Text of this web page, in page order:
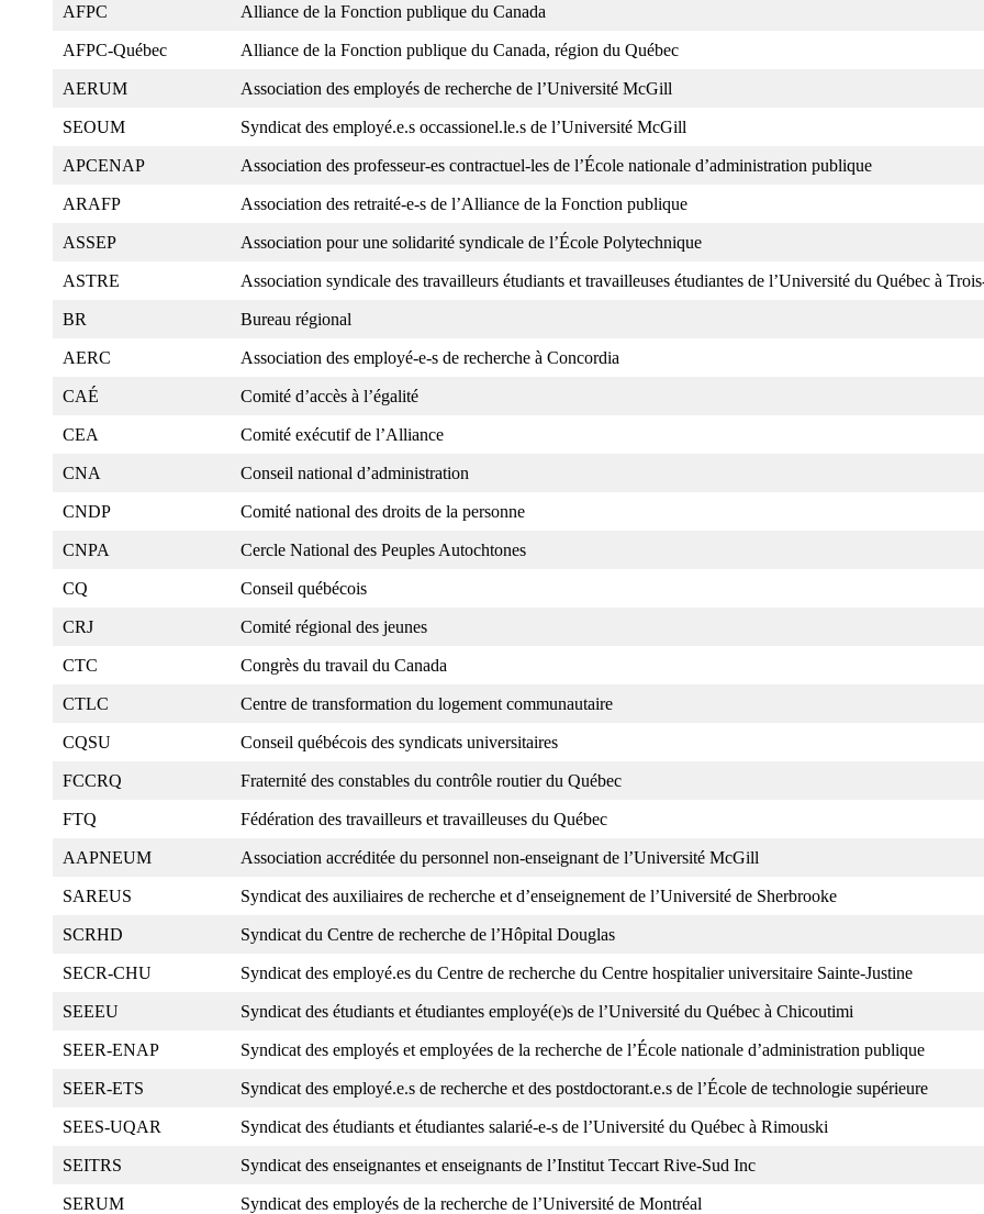
AFPC Alliance de la Fonction publique du Canada
AFPC-Québec Alliance de la Fonction publique du Canada, région du Québec
AERUM Association des employés de recherche de l’Université McGill
SEOUM Syndicat des employé.e.s occassionel.le.s de l’Université McGill
APCENAP Association des professeur-es contractuel-les de l’École nationale d’administration publique
ARAFP Association des retraité-e-s de l’Alliance de la Fonction publique
ASSEP Association pour une solidarité syndicale de l’École Polytechnique
ASTRE Association syndicale des travailleurs étudiants et travailleuses étudiantes de l’Université du Québec à
BR Bureau régional
AERC Association des employé-e-s de recherche à Concordia
CAÉ Comité d’accès à l’égalité
CEA Comité exécutif de l’Alliance
CNA Conseil national d’administration
CNDP Comité national des droits de la personne
CNPA Cercle National des Peuples Autochtones
CQ Conseil québécois
CRJ Comité régional des jeunes
CTC Congrès du travail du Canada
CTLC Centre de transformation du logement communautaire
CQSU Conseil québécois des syndicats universitaires
FCCRQ Fraternité des constables du contrôle routier du Québec
FTQ Fédération des travailleurs et travailleuses du Québec
AAPNEUM Association accréditée du personnel non-enseignant de l’Université McGill
SAREUS Syndicat des auxiliaires de recherche et d’enseignement de l’Université de Sherbrooke
SCRHD Syndicat du Centre de recherche de l’Hôpital Douglas
SECR-CHU Syndicat des employé.es du Centre de recherche du Centre hospitalier universitaire Sainte-Justine
SEEEU Syndicat des étudiants et étudiantes employé(e)s de l’Université du Québec à Chicoutimi
SEER-ENAP Syndicat des employés et employées de la recherche de l’École nationale d’administration publique
SEER-ETS Syndicat des employé.e.s de recherche et des postdoctorant.e.s de l’École de technologie supérieure
SEES-UQAR Syndicat des étudiants et étudiantes salarié-e-s de l’Université du Québec à Rimouski
SEITRS Syndicat des enseignantes et enseignants de l’Institut Teccart Rive-Sud Inc
SERUM Syndicat des employés de la recherche de l’Université de Montréal